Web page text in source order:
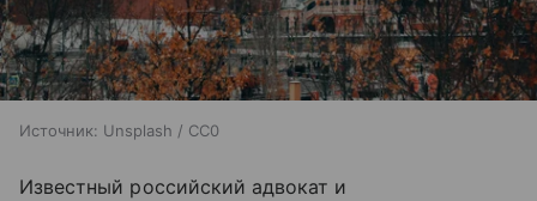
Источник: Unsplash / CC0
Известный российский адвокат и